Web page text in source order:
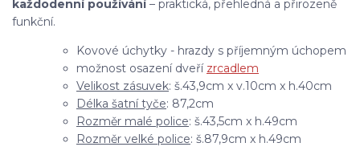
každodenní používání– praktická, přehledná a přirozeně
funkční.
Kovové úchytky - hrazdy s příjemným úchopem
možnost osazení dveří zrcadlem
Velikost zásuvek: š.43,9cm x v.10cm x h.40cm
Délka šatní tyče: 87,2cm
Rozměr malé police: š.43,5cm x h.49cm
Rozměr velké police: š.87,9cm x h.49cm